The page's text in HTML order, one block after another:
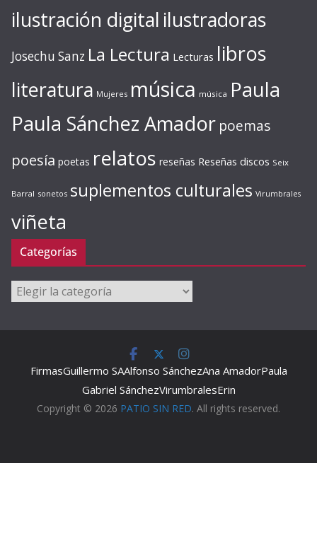
ilustración digital ilustradoras
Josechu Sanz La Lectura Lecturas libros
literatura Mujeres música música Paula
Paula Sánchez Amador poemas
poesía poetas relatos reseñas Reseñas discos Seix
Barral sonetos suplementos culturales Virumbrales
viñeta
Categorías
Categorías
FirmasGuillermo SAAlfonso SánchezAna AmadorPaula
Gabriel SánchezVirumbralesErin
Copyright © 2026 PATIO SIN RED. All rights reserved.